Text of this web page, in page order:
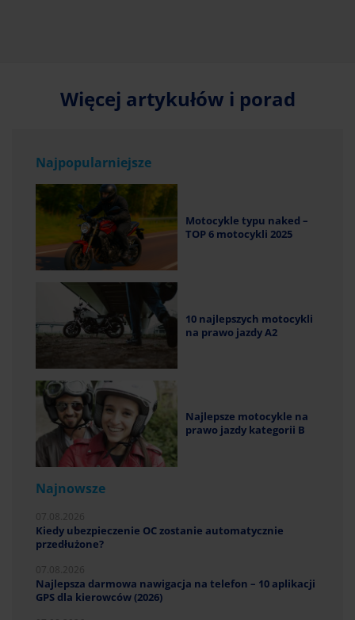
Więcej artykułów i porad
Najpopularniejsze
Motocykle typu naked –
TOP 6 motocykli 2025
10 najlepszych motocykli
na prawo jazdy A2
Najlepsze motocykle na
prawo jazdy kategorii B
Najnowsze
Kiedy ubezpieczenie OC zostanie automatycznie
przedłużone?
Najlepsza darmowa nawigacja na telefon – 10 aplikacji
GPS dla kierowców (2026)